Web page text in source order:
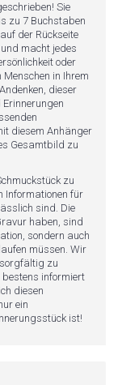
Sie
zu 7 Buchstaben
der Rückseite
macht jedes
oder
in Ihrem
dieser
diesem Anhänger
Gesamtbild zu
zu
Informationen für
sind. Die
haben, sind
sondern auch
müssen. Wir
zu
bestens informiert
diesen
ein
ist!